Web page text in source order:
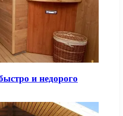
и недорого